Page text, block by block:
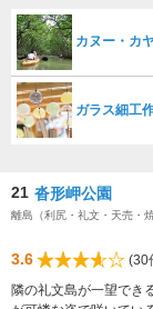
カヌー・カ
ガラス細工
21 沓形岬公園
離島（利尻・礼文・天売・
3.6
(30
隣の礼文島が一望でき